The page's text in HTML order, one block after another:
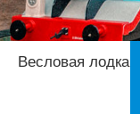
Весловая лодка